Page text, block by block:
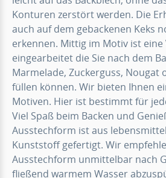
Konturen zerstört werden. Die
auch auf dem gebackenen Keks
erkennen. Mittig im Motiv ist
eingearbeitet die Sie nach dem
Marmelade, Zuckerguss, Nougat
füllen können. Wir bieten Ihnen
Motiven. Hier ist bestimmt für
Viel Spaß beim Backen und
Ausstechform ist aus
Kunststoff gefertigt. Wir
Ausstechform unmittelbar nach
fließend warmem Wasser